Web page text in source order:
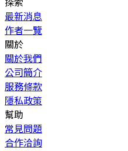
探索
最新消息
作者一覽
關於
關於我們
公司簡介
服務條款
隱私政策
幫助
常見問題
合作洽詢